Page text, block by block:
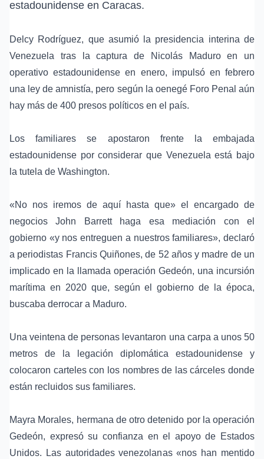
estadounidense en Caracas.
Delcy Rodríguez, que asumió la presidencia interina de
Venezuela tras la captura de Nicolás Maduroen un
operativo estadounidense en enero, impulsó en febrero
una ley de amnistía, pero según la oenegé Foro Penal aún
hay más de 400 presos políticos en el país.
Los familiares se apostaron frente la embajada
estadounidense por considerar que Venezuela está bajo
la tutela de Washington.
«No nos iremos de aquí hasta que» el encargado de
negociosJohn Barretthaga esa mediación con el
gobierno «y nos entreguen a nuestros familiares», declaró
a periodistas Francis Quiñones, de 52 años y madre de un
implicado en la llamada operación Gedeón, una incursión
marítima en 2020 que, según el gobierno de la época,
buscaba derrocar a Maduro.
Una veintena de personas levantaron una carpa a unos 50
metros de la legación diplomática estadounidense y
colocaron carteles con los nombres de las cárceles donde
están recluidos sus familiares.
Mayra Morales, hermana de otro detenido por la operación
Gedeón, expresó su confianza en el apoyo de Estados
Unidos. Las autoridades venezolanas «nos han mentido